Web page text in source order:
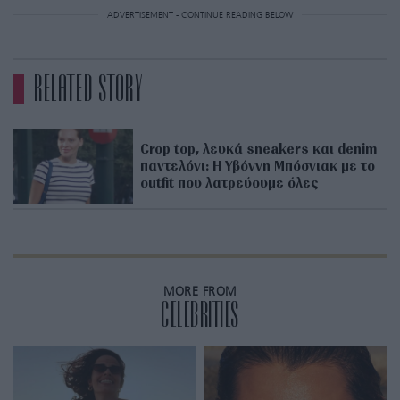
ADVERTISEMENT - CONTINUE READING BELOW
RELATED STORY
Crop top, λευκά sneakers και denim
παντελόνι: Η Υβόννη Μπόσνιακ με το
outfit που λατρεύουμε όλες
MORE FROM
CELEBRITIES